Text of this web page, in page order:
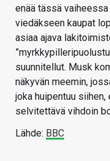
enää tässä
viedäkseen kaupat
asiaa ajava
suunnitellut. Musk
näkyvän meemin,
joka huipentuu
selvitettävä vihdoin
Lähde: BBC